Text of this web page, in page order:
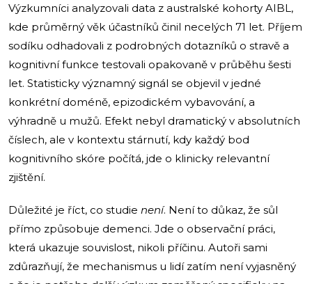
Výzkumníci analyzovali data z australské kohorty AIBL,
kde průměrný věk účastníků činil necelých 71 let. Příjem
sodíku odhadovali z podrobných dotazníků o stravě a
kognitivní funkce testovali opakovaně v průběhu šesti
let. Statisticky významný signál se objevil v jedné
konkrétní doméně, epizodickém vybavování, a
výhradně u mužů. Efekt nebyl dramatický v absolutních
číslech, ale v kontextu stárnutí, kdy každý bod
kognitivního skóre počítá, jde o klinicky relevantní
zjištění.
Důležité je říct, co studie není. Není to důkaz, že sůl
přímo způsobuje demenci. Jde o observační práci,
která ukazuje souvislost, nikoli příčinu. Autoři sami
zdůrazňují, že mechanismus u lidí zatím není vyjasněný